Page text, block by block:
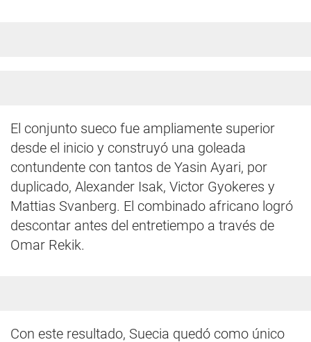
El conjunto sueco fue ampliamente superior
desde el inicio y construyó una goleada
contundente con tantos de Yasin Ayari, por
duplicado, Alexander Isak, Victor Gyokeres y
Mattias Svanberg. El combinado africano logró
descontar antes del entretiempo a través de
Omar Rekik.
Con este resultado, Suecia quedó como único